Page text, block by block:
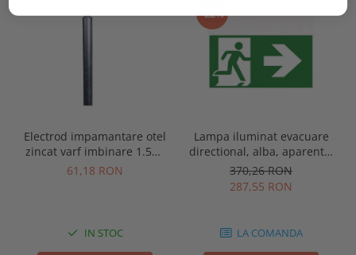
Electrod impamantare otel
zincat varf imbinare 1.5m,
se vand pachet de 10 bucati
61,18 RON
IN STOC
-22%
Lampa iluminat evacuare
directional, alba, aparenta,
3 ore, 3W, mentinut, test
automat, IP20, Intelight
90385
370,26 RON
287,55 RON
LA COMANDA